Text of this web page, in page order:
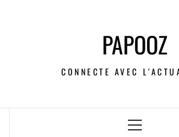
PAPOOZ
CONNECTE AVEC